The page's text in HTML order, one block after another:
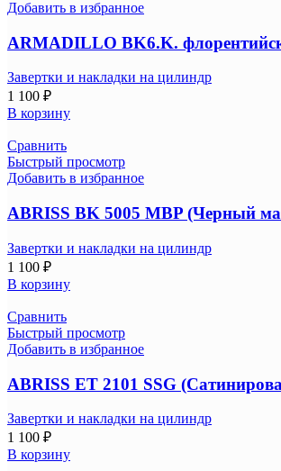
Добавить в избранное
ARMADILLO BK6.K.
Завертки и накладки на цилиндр
1 100 ₽
В корзину
Сравнить
Быстрый просмотр
Добавить в избранное
ABRISS BK 5005 MBP (Черный
Завертки и накладки на цилиндр
1 100 ₽
В корзину
Сравнить
Быстрый просмотр
Добавить в избранное
ABRISS ET 2101 SSG
Завертки и накладки на цилиндр
1 100 ₽
В корзину